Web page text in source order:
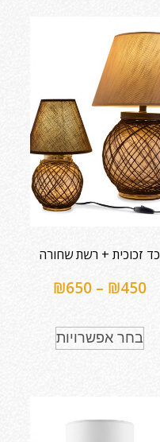
כד זכוכית + רשת שחורה
₪450
–
₪650
בחר אפשרויות